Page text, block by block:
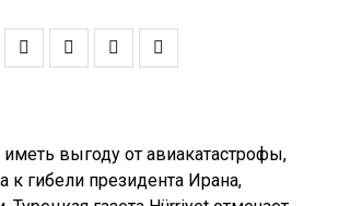
выгоду от авиакатастрофы,
к гибели президента Ирана,